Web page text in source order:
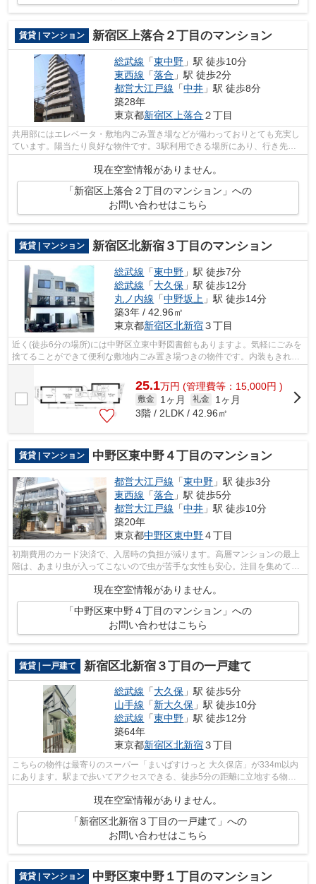
賃貸 | マンション 新宿区上落合２丁目のマンション
総武線 「東中野 」駅 徒歩10分
東西線 「落合 」駅 徒歩2分
都営大江戸線 「中井 」駅 徒歩8分
築28年
東京都新宿区 上落合 ２丁目
共用部にはエレベータ・敷地内ごみ置き場などが備わっておりとても充実し
ています。陽当たり良好な物件です。3駅利用できる場所にあり、行き先に
現在空室情報がありません。
「新宿区上落合２丁目のマンション」への
お問い合わせはこちら
賃貸 | マンション 新宿区北新宿３丁目のマンション
総武線 「東中野 」駅 徒歩7分
総武線 「大久保 」駅 徒歩12分
丸ノ内線 「中野坂上 」駅 徒歩14分
築3年 / 42.96㎡
東京都新宿区北新宿３丁目
近く(徒歩6分の場所)には中野区立東中野図書館もありますよ。気軽にごみを
捨てることができて便利な敷地内ごみ置き場つきの物件です。内装もきれい
25.1万円 (管理費等：15,000円 )
敷金 1ヶ月 礼金
1ヶ月
3階 / 2LDK / 42.96㎡
賃貸 | マンション 中野区東中野４丁目のマンション
都営大江戸線 「東中野 」駅 徒歩3分
東西線 「落合 」駅 徒歩5分
都営大江戸線 「中井 」駅 徒歩10分
築20年
東京都中野区東中野４丁目
初期費用のカード決済で、入居時の負担が減ります。高層マンションの最上
階は、あまり虫が入ってこないので虫が苦手な女性も安心。注目を集めてい
現在空室情報がありません。
「中野区東中野４丁目のマンション」への
お問い合わせはこちら
賃貸 | 一戸建て 新宿区北新宿３丁目の一戸建て
総武線 「大久保 」駅 徒歩5分
山手線 「新大久保 」駅 徒歩10分
総武線 「東中野 」駅 徒歩12分
築64年
東京都新宿区北新宿３丁目
こちらの物件は最寄りのスーパー「まいばすけっと 大久保店」が334m以内
にあります。駅まで歩いてアクセスできる、徒歩5分の距離に立地する物件
現在空室情報がありません。
「新宿区北新宿３丁目の一戸建て」への
お問い合わせはこちら
賃貸 | マンション 中野区東中野１丁目のマンション